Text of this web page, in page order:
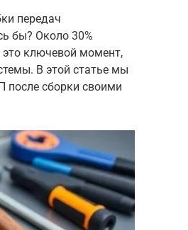
передач
бы? Около 30%
это ключевой момент,
В этой статье мы
после сборки своими